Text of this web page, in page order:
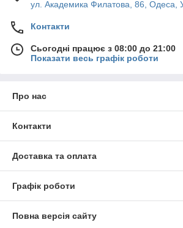
ул. Академика Филатова, 86, Одеса,
Контакти
Сьогодні працює з 08:00 до 21:00
Показати весь графік роботи
Про нас
Контакти
Доставка та оплата
Графік роботи
Повна версія сайту